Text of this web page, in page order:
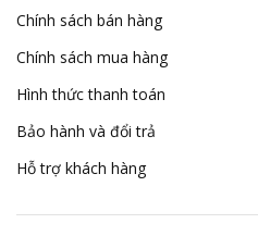
Chính sách bán hàng
Chính sách mua hàng
Hình thức thanh toán
Bảo hành và đổi trả
Hỗ trợ khách hàng